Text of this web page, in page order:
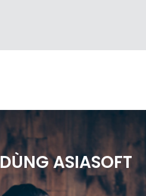
ASIASOFT